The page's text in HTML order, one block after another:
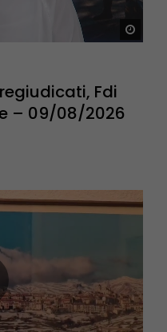
Fdi
– 09/08/2026